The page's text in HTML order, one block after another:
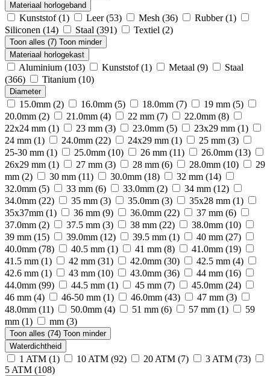
Materiaal horlogeband
Kunststof(1) Leer(53) Mesh (36) Rubber(1)
Siliconen (14) Staal (391) Textiel (2)
Toon alles (7) Toon minder
Materiaal horlogekast
Aluminium (103) Kunststof(1) Metaal (9)
Staal
(366)
Titanium (10)
Diameter
15.0mm (2) 16.0mm (5) 18.0mm (7) 19 mm (5)
20.0mm (2) 21.0mm (4) 22 mm (7) 22.0mm (8)
22x24 mm (1) 23 mm (3) 23.0mm (5) 23x29 mm (1)
24 mm (1) 24.0mm (22) 24x29 mm (1) 25 mm (3)
25-30 mm (1) 25.0mm (10) 26 mm (11) 26.0mm (13)
26x29 mm (1) 27 mm (3) 28 mm (6) 28.0mm (10)
29
mm (2) 30 mm (11) 30.0mm (18) 32 mm (14)
32.0mm (5) 33 mm (6) 33.0mm (2) 34 mm (12)
34.0mm (22) 35 mm (3) 35.0mm (3) 35x28 mm (1)
35x37mm (1) 36 mm (9) 36.0mm (22) 37 mm (6)
37.0mm (2) 37.5 mm (3) 38 mm (22) 38.0mm (10)
39 mm (15) 39.0mm (12) 39.5 mm (1) 40 mm (27)
40.0mm (78) 40.5 mm (1) 41 mm (8) 41.0mm (19)
41.5 mm (1) 42 mm (31) 42.0mm (30) 42.5 mm (4)
42.6 mm (1) 43 mm (10) 43.0mm (36) 44 mm (16)
44.0mm (99) 44.5 mm (1) 45 mm (7) 45.0mm (24)
46 mm (4) 46-50 mm (1) 46.0mm (43) 47 mm (3)
48.0mm (11) 50.0mm (4) 51 mm (6) 57 mm (1)
59
mm (1) mm (3)
Toon alles (74) Toon minder
Waterdichtheid
1 ATM (1) 10 ATM (92) 20 ATM (7) 3 ATM (73)
5 ATM (108)